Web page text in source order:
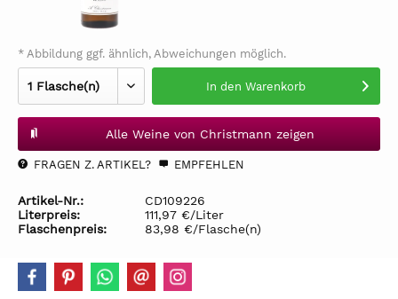
* Abbildung ggf. ähnlich, Abweichungen möglich.
In den Warenkorb
Alle Weine von Christmann zeigen
FRAGEN Z. ARTIKEL? EMPFEHLEN
Artikel-Nr.:
CD109226
Literpreis:
111,97 €/Liter
Flaschenpreis:
83,98 €/Flasche(n)